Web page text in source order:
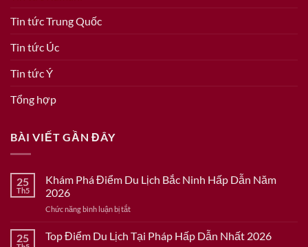
Tin tức Trung Quốc
Tin tức Úc
Tin tức Ý
Tổng hợp
BÀI VIẾT GẦN ĐÂY
25
Th5
Khám Phá Điểm Du Lịch Bắc Ninh Hấp Dẫn Năm
2026
Chức năng bình luận bị tắtở
Phá
Điểm
25 Top Điểm Du Lịch Tại Pháp Hấp Dẫn Nhất 2026